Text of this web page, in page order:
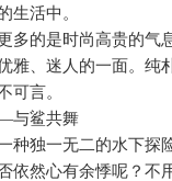
生活中。
多的是时尚高贵的气
雅、迷人的一面。纯
可言。
与鲨共舞
种独一无二的水下
依然心有余悸呢？不